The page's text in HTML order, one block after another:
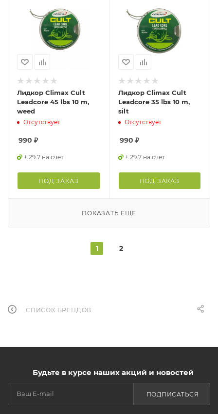
Лидкор Climax Cult
Leadcore 45 lbs 10 m,
weed
Отсутствует
990 ₽
+ 29.7 на счет
ПОД ЗАКАЗ
Лидкор Climax Cult
Leadcore 35 lbs 10 m,
silt
Отсутствует
990 ₽
+ 29.7 на счет
ПОД ЗАКАЗ
ПОКАЗАТЬ ЕЩЕ
1 2
СПИСОК БРЕНДОВ
Будьте в курсе наших акций и новостей
ПОДПИСАТЬСЯ